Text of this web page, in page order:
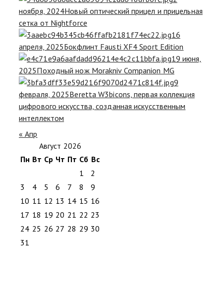
ноября, 2024Новый оптический прицел и прицельная
сетка от Nightforce
16
апреля, 2025Бокфлинт Fausti XF4 Sport Edition
19 июня,
2025Походный нож Morakniv Companion MG
9
февраля, 2025Beretta W3bicons, первая коллекция
цифрового искусства, созданная искусственным
интеллектом
« Апр
Август 2026
Пн Вт Ср Чт Пт Сб Вс
1
2
3
4 5 6 7 8
9
10 11 12 13 14 15 16
17 18 19 20 21 22 23
24 25 26 27 28 29 30
31